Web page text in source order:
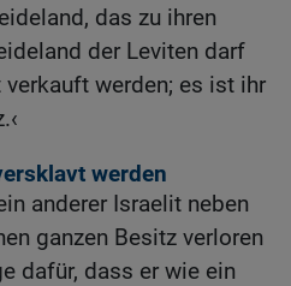
das zu ihren
der Leviten darf
werden; es ist ihr
werden
anderer Israelit neben
ganzen Besitz verloren
dafür, dass er wie ein